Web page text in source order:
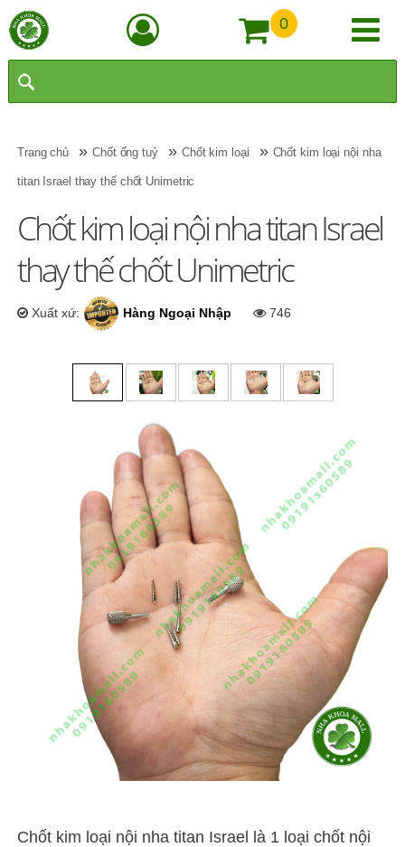
0
Trang chủ »Chốt ống tuỷ » Chốt kim loại » Chốt kim loại nội nha
titan Israel thay thế chốt Unimetric
Chốt kim loại nội nha titan Israel
thay thế chốt Unimetric
Xuất xứ: Hàng Ngoại Nhập 746
Chốt kim loại nội nha titan Israel là 1 loại chốt nội